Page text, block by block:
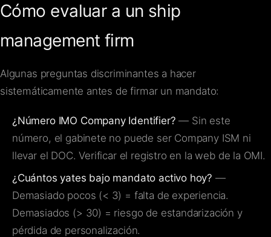
Cómo evaluar a un ship
management firm
Algunas preguntas discriminantes a hacer
sistemáticamente antes de firmar un mandato:
¿Número IMO Company Identifier? — Sin este
número, el gabinete no puede ser Company ISM ni
llevar el DOC. Verificar el registro en la web de la OMI.
¿Cuántos yates bajo mandato activo hoy? —
Demasiado pocos (< 3) = falta de experiencia.
Demasiados (> 30) = riesgo de estandarización y
pérdida de personalización.